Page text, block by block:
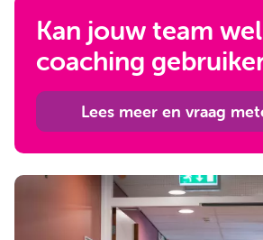
Kan jouw team
coaching
Lees meer en vraag